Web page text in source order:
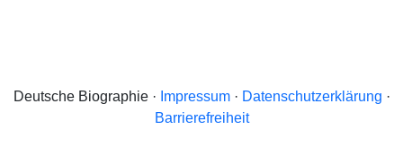
Deutsche Biographie · Impressum· Datenschutzerklärung ·
Barrierefreiheit